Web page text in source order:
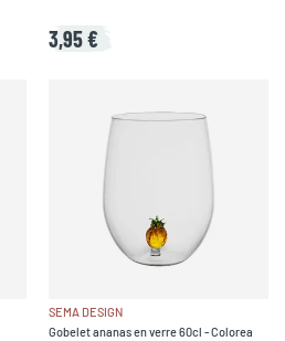
3,95 €
SEMA DESIGN
Gobelet ananas en verre 60cl - Colorea